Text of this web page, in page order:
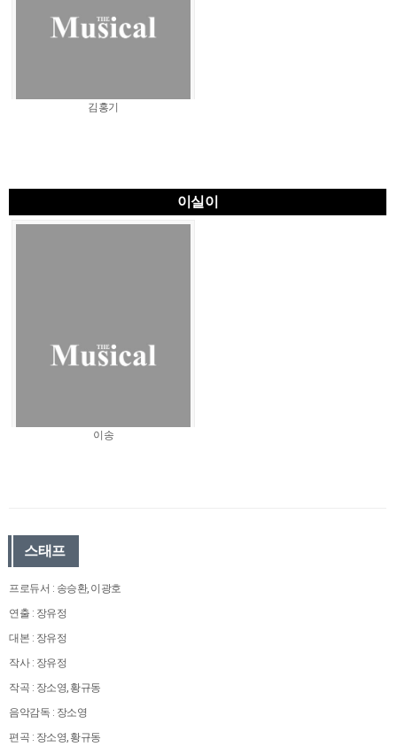
김홍기
이실이
이송
스태프
프로듀서 : 송승환, 이광호
연출 : 장유정
대본 : 장유정
작사 : 장유정
작곡 : 장소영, 황규동
음악감독 : 장소영
편곡 : 장소영, 황규동